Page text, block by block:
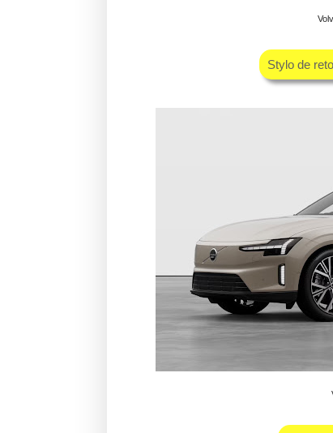
Stylo de